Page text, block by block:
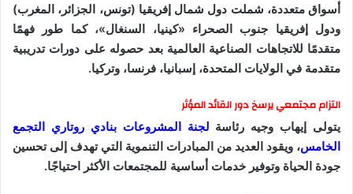
أسواق متعددة، شملت دول شمال إفريقيا (تونس، الجزائر، المغرب)
ودول إفريقيا جنوب الصحراء «كينيا، السنغال»، كما طور فهمًا
متقدمًا للاتجاهات الصناعية العالمية بعد حصوله على دورات تدريبية
متقدمة في الولايات المتحدة، إسبانيا، فرنسا، وتركيا.
التزام مجتمعي يرسخ دور القائد المؤثر
يتولى إيهاب وجيه رئاسة لجنة المشروعات بنادي روتاري التجمع
الخامس، ويقود العديد من المبادرات التنموية التي تهدف إلى تحسين
جودة الحياة وتوفير خدمات أساسية للمجتمعات الأكثر احتياجًا.